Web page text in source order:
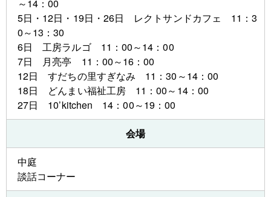
～14：00
5日・12日・19日・26日 レクトサンドカフェ 11：3
0～13：30
6日 工房ラルゴ 11：00～14：00
7日 月亮亭 11：00～16：00
12日 すだちの里すぎなみ 11：30～14：00
18日 どんまい福祉工房 11：00～14：00
27日 10’kitchen 14：00～19：00
会場
中庭
談話コーナー